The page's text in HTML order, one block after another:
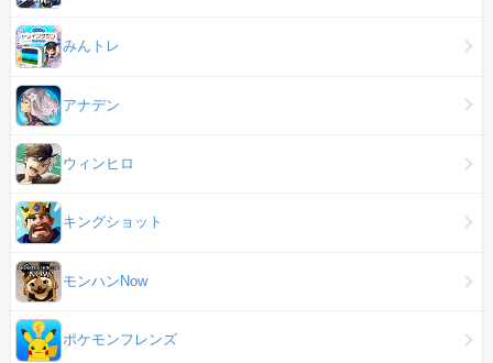
みんトレ
アナデン
ウィンヒロ
キングショット
モンハンNow
ポケモンフレンズ